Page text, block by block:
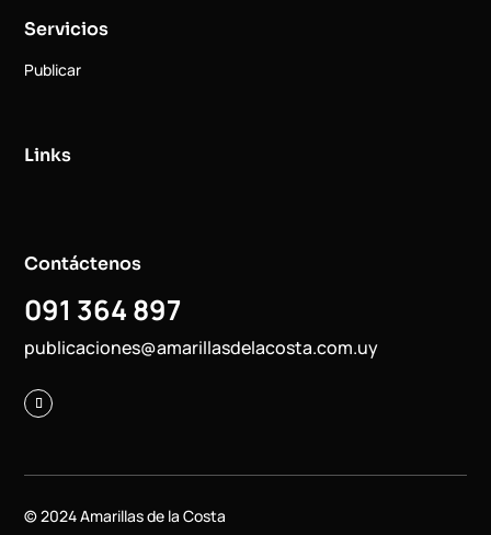
Servicios
Publicar
Links
Contáctenos
091 364 897
publicaciones@amarillasdelacosta.com.uy
© 2024 Amarillas de la Costa